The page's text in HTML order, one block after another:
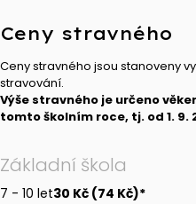
Ceny stravného
Ceny stravného jsou stanoveny
stravování.
Výše stravného je určeno
tomto školním roce, tj. od 1. 9.
Základní škola
7 - 10 let30 Kč (74 Kč)*